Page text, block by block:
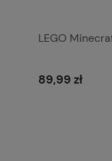
LEGO
89,99 zł